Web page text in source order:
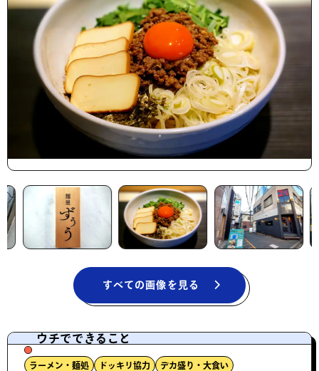
すべての画像を見る
ウチでできること
ラーメン・麺処 ドッキリ協力 デカ盛り・大食い